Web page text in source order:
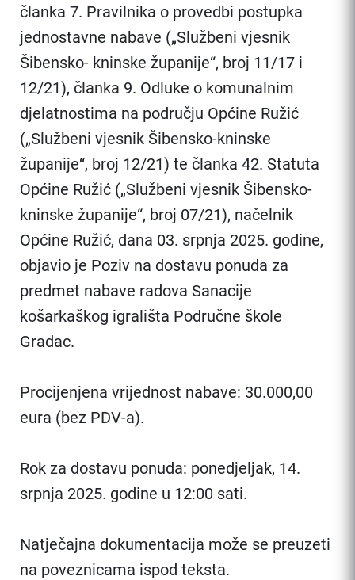
članka 7. Pravilnika o provedbi postupka
jednostavne nabave („Službeni vjesnik
Šibensko- kninske županije“, broj 11/17 i
12/21), članka 9. Odluke o komunalnim
djelatnostima na području Općine Ružić
(„Službeni vjesnik Šibensko-kninske
županije“, broj 12/21) te članka 42. Statuta
Općine Ružić („Službeni vjesnik Šibensko-
kninske županije“, broj 07/21), načelnik
Općine Ružić, dana 03. srpnja 2025. godine,
objavio je Poziv na dostavu ponuda za
predmet nabave radova Sanacije
košarkaškog igrališta Područne škole
Gradac.
Procijenjena vrijednost nabave: 30.000,00
eura (bez PDV-a).
Rok za dostavu ponuda: ponedjeljak, 14.
srpnja 2025. godine u 12:00 sati.
Natječajna dokumentacija može se preuzeti
na poveznicama ispod teksta.